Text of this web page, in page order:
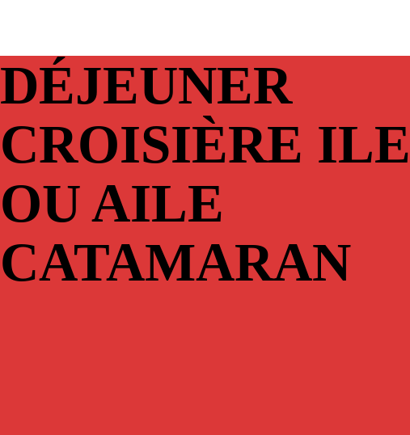
DÉJEUNER
CROISIÈRE ILE
OU AILE
CATAMARAN